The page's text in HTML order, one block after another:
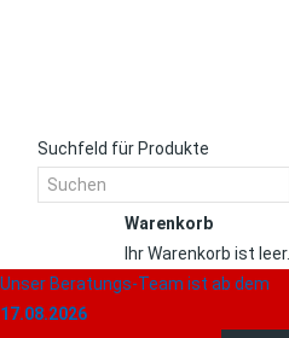
Suchfeld für Produkte
Warenkorb
Ihr Warenkorb ist leer.
Warenkorb
Unser Beratungs-Team ist ab dem
17.08.2026